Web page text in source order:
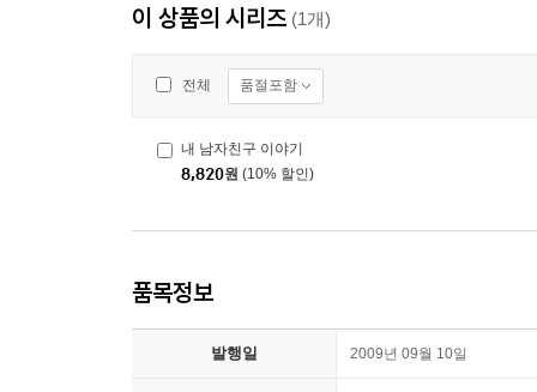
이 상품의 시리즈 (1개)
전체 품절포함
내 남자친구 이야기
8,820원 (10% 할인)
품목정보
발행일 2009년 09월 10일